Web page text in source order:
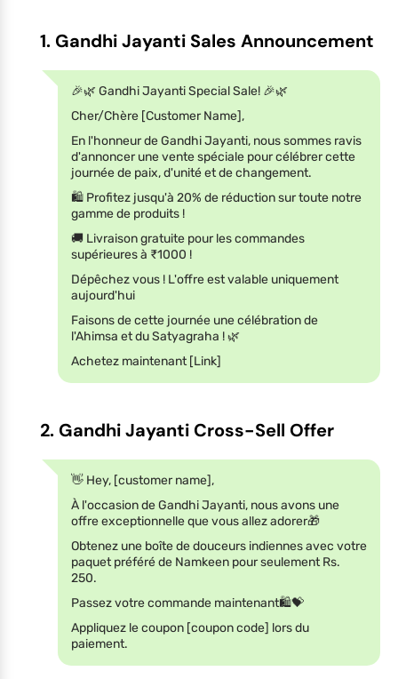
1. Gandhi Jayanti Sales Announcement
🎉🌿 Gandhi Jayanti Special Sale! 🎉🌿
Cher/Chère [Customer Name],
En l'honneur de Gandhi Jayanti, nous sommes ravis
d'annoncer une vente spéciale pour célébrer cette
journée de paix, d'unité et de changement.
🛍️ Profitez jusqu'à 20% de réduction sur toute notre
gamme de produits !
🚚 Livraison gratuite pour les commandes
supérieures à ₹1000 !
Dépêchez vous ! L'offre est valable uniquement
aujourd'hui
Faisons de cette journée une célébration de
l'Ahimsa et du Satyagraha ! 🌿
Achetez maintenant [Link]
2. Gandhi Jayanti Cross-Sell Offer
👋 Hey, [customer name],
À l'occasion de Gandhi Jayanti, nous avons une
offre exceptionnelle que vous allez adorer🎁
Obtenez une boîte de douceurs indiennes avec votre
paquet préféré de Namkeen pour seulement Rs.
250.
Passez votre commande maintenant🛍️💝
Appliquez le coupon [coupon code] lors du
paiement.